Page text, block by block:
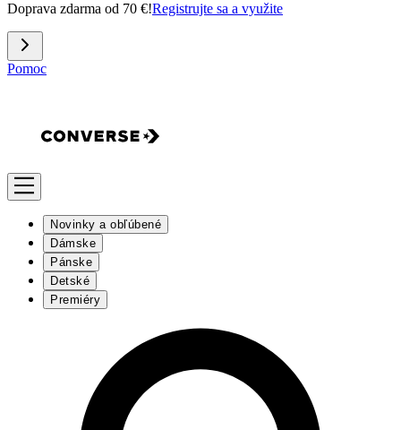
Doprava zdarma od 70 €!Registrujte sa a využite
Pomoc
Novinky a obľúbené
Dámske
Pánske
Detské
Premiéry